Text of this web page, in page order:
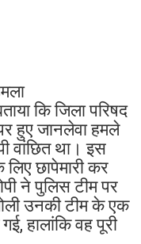
कि जिला परिषद
हुए जानलेवा हमले
वांछित था। इस
छापेमारी कर
ने पुलिस टीम पर
उनकी टीम के एक
हालांकि वह पूरी